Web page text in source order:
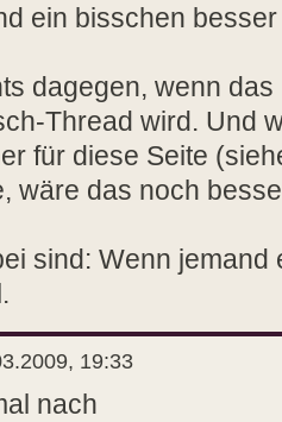
ein bisschen
dagegen, wenn
Thread wird. Und
für diese Seite
wäre das noch
sind: Wenn
19:33
nach